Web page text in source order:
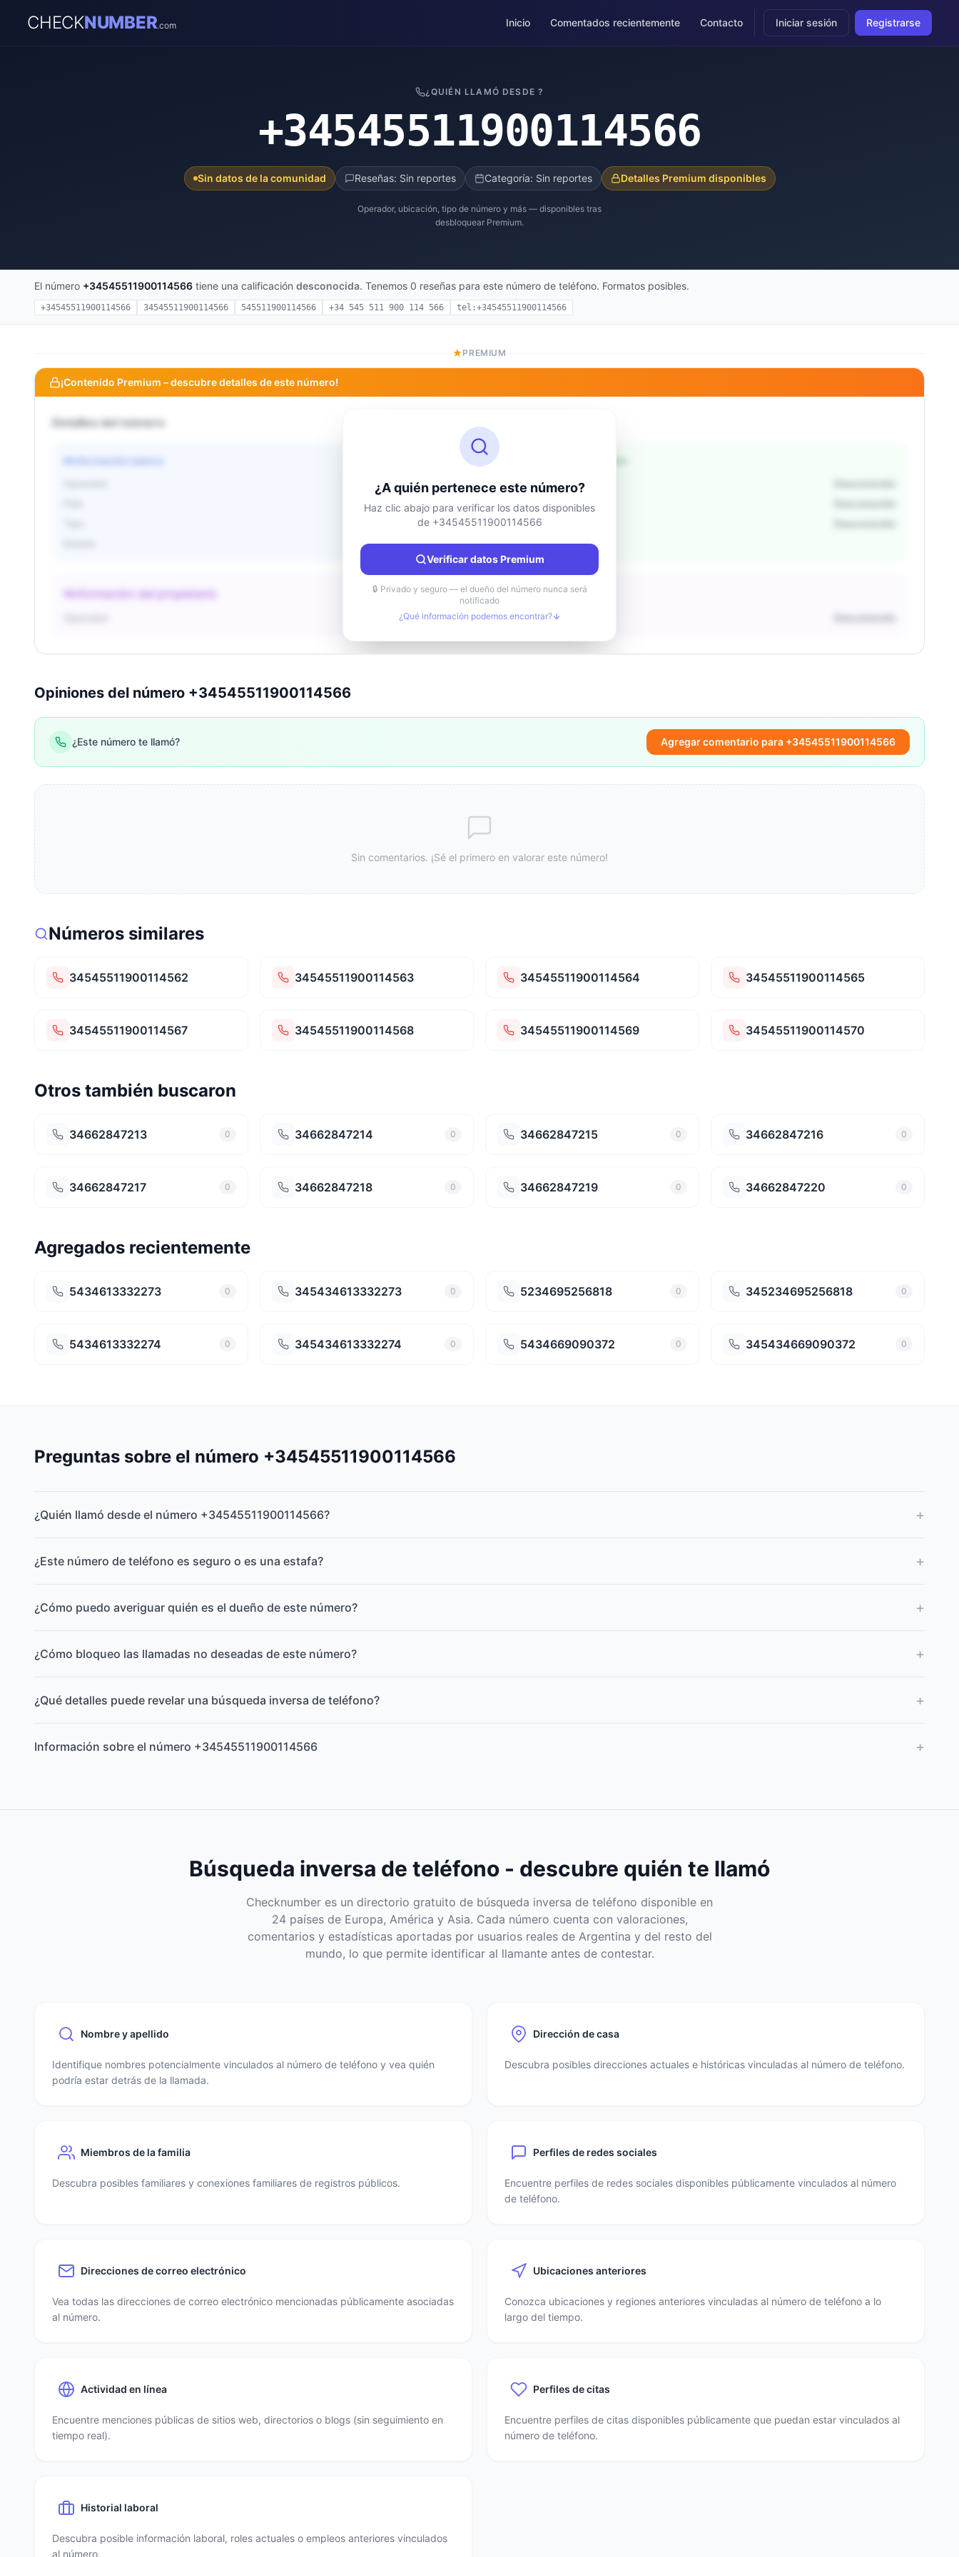
CHECKNUMBER.com Inicio Comentados recientemente Contacto Iniciar sesión Registrarse
¿QUIÉN LLAMÓ DESDE ?
+34545511900114566
Sin datos de la comunidad Reseñas: Sin reportes Categoría: Sin reportes Detalles Premium disponibles
Operador, ubicación, tipo de número y más — disponibles tras
desbloquear Premium.
El número +34545511900114566 tiene una calificación desconocida. Tenemos 0 reseñas para este número de teléfono. Formatos posibles.
+34545511900114566 34545511900114566 545511900114566 +34 545 511 900 114 566 tel:+34545511900114566
PREMIUM
¡Contenido Premium – descubre detalles de este número!
Detalles del número
Información básica
Desconocido
Desconocido
Desconocido
Desconocido
País
Ciudad
Región
Información del propietario
Desconocido Tipo
¿A quién pertenece este número?
Haz clic abajo para verificar los datos disponibles
de +34545511900114566
Verificar datos Premium
🔒 Privado y seguro — el dueño del número nunca será
notificado
¿Qué información podemos encontrar?
Opiniones del número +34545511900114566
¿Este número te llamó? Agregar comentario para +34545511900114566
Sin comentarios. ¡Sé el primero en valorar este número!
Números similares
34545511900114562 34545511900114563 34545511900114564 34545511900114565
34545511900114567 34545511900114568 34545511900114569 34545511900114570
Otros también buscaron
34662847213 0 34662847214 0 34662847215 0 34662847216 0
34662847217 0 34662847218 0 34662847219 0 34662847220 0
Agregados recientemente
5434613332273 0 345434613332273 0 5234695256818 0 345234695256818 0
5434613332274 0 345434613332274 0 5434669090372 0 345434669090372 0
Preguntas sobre el número +34545511900114566
¿Quién llamó desde el número +34545511900114566? +
¿Este número de teléfono es seguro o es una estafa? +
¿Cómo puedo averiguar quién es el dueño de este número? +
¿Cómo bloqueo las llamadas no deseadas de este número? +
¿Qué detalles puede revelar una búsqueda inversa de teléfono? +
Información sobre el número +34545511900114566 +
Búsqueda inversa de teléfono - descubre quién te llamó
Checknumber es un directorio gratuito de búsqueda inversa de teléfono disponible en
24 países de Europa, América y Asia. Cada número cuenta con valoraciones,
comentarios y estadísticas aportadas por usuarios reales de Argentina y del resto del
mundo, lo que permite identificar al llamante antes de contestar.
Nombre y apellido
Identifique nombres potencialmente vinculados al número de teléfono y vea quién
podría estar detrás de la llamada.
Dirección de casa
Descubra posibles direcciones actuales e históricas vinculadas al número de teléfono.
Miembros de la familia
Descubra posibles familiares y conexiones familiares de registros públicos.
Perfiles de redes sociales
Encuentre perfiles de redes sociales disponibles públicamente vinculados al número
de teléfono.
Direcciones de correo electrónico
Vea todas las direcciones de correo electrónico mencionadas públicamente asociadas
al número.
Ubicaciones anteriores
Conozca ubicaciones y regiones anteriores vinculadas al número de teléfono a lo
largo del tiempo.
Actividad en línea
Encuentre menciones públicas de sitios web, directorios o blogs (sin seguimiento en
tiempo real).
Perfiles de citas
Encuentre perfiles de citas disponibles públicamente que puedan estar vinculados al
número de teléfono.
Historial laboral
Descubra posible información laboral, roles actuales o empleos anteriores vinculados
al número.